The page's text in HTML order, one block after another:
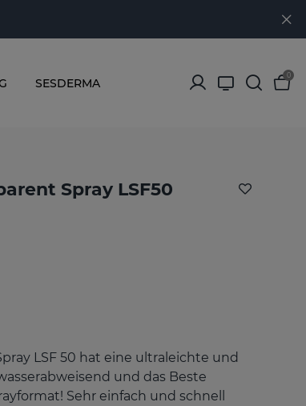
SESDERMA
0
Spray LSF50
LSF 50 hat eine ultraleichte und
und das Beste
Sehr einfach und schnell